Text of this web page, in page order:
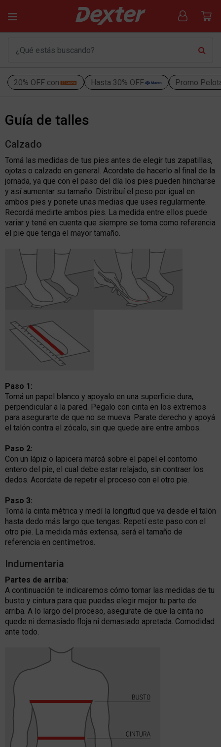
20% OFF con Hasta 30% OFF Promo
Guía de talles
Calzado
Tomá las medidas de tus pies antes de elegir tus zapatillas,
ojotas o calzado en general. Acordate de hacerlo al final de la
jornada, ya que con el paso del día los pies pueden hincharse
y así aumentar su tamaño. Distribuí el peso por igual en
ambos pies y ponete unas medias que uses regularmente.
Recordá medirte ambos pies. La medida entre ellos puede
variar y tené en cuenta que siempre se toma como referencia
el pie que tenga el mayor tamaño.
Paso 1:
Tomá un papel blanco y apoyalo en una superficie dura,
perpendicular a la pared. Pegalo con cinta en los extremos
para asegurarte de que no se mueva. Parate derecho y apoyá
el talón contra el zócalo, sin que quede aire entre ambos.
Paso 2:
Con un lápiz o lapicera marcá sobre el papel el contorno
entero del pie, el cual debe estar relajado, sin contraer los
dedos. Acordate de repetir el proceso con el otro pie.
Paso 3:
Tomá la cinta métrica y medí la longitud que va desde el talón
hasta dedo más largo que tengas. Repetí este paso con el
otro pie. La medida más extensa, será el tamaño de
referencia en centímetros.
Indumentaria
Partes de arriba:
A continuación te indicaremos cómo tomar las medidas de tu
busto y cintura para que puedas elegir mejor tu parte de
arriba. A lo largo del proceso, asegurate de que la cinta no
quede ni demasiado floja ni demasiado apretada. Comodidad
ante todo.